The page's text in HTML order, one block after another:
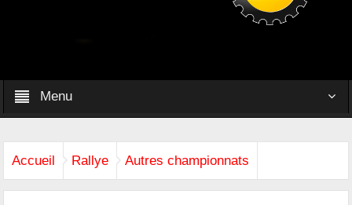
Menu
Accueil Rallye Autres championnats